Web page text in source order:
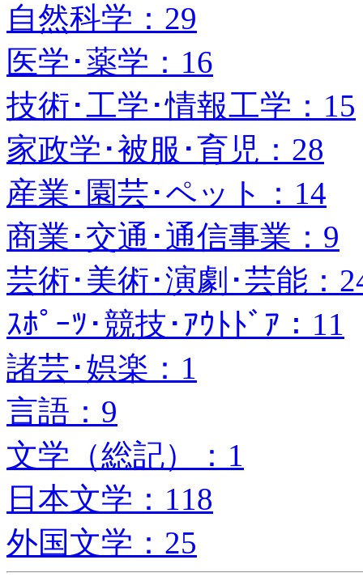
自然科学：29
医学･薬学：16
技術･工学･情報工学：15
家政学･被服･育児：28
産業･園芸･ペット：14
商業･交通･通信事業：9
芸術･美術･演劇･芸能：
ｽﾎﾟｰﾂ･競技･ｱｳﾄﾄﾞｱ：11
諸芸･娯楽：1
言語：9
文学（総記）：1
日本文学：118
外国文学：25